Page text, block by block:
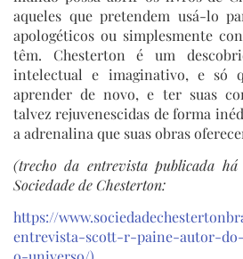
aqueles que pretendem usá-lo
apologéticos ou simplesmente
têm. Chesterton é um
intelectual e imaginativo, e só
aprender de novo, e ter suas
talvez rejuvenescidas de forma
a adrenalina que suas obras
(trecho da entrevista publicada
Sociedade de Chesterton:
https://
entrevista-scott-r-paine-autor-